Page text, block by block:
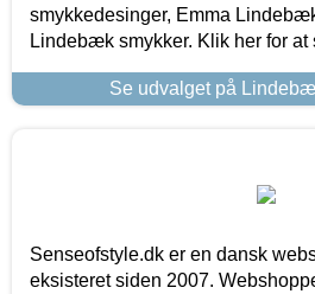
smykkedesinger, Emma
Lindebæk smykker. Klik her for at
Se udvalget på
Senseofstyle.dk er en dansk
eksisteret siden 2007.